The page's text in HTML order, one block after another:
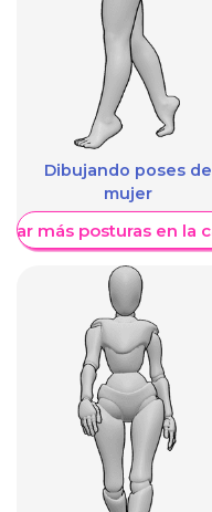
Dibujando poses de
mujer
más posturas en la